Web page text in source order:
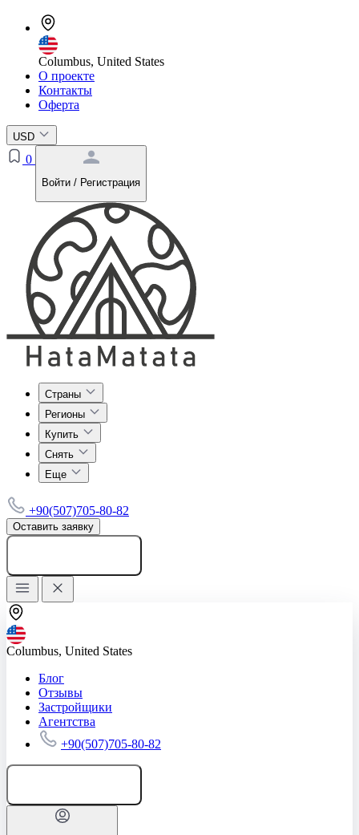
Columbus, United States
О проекте
Контакты
Оферта
USD
0
Войти / Регистрация
Страны
Регионы
Купить
Снять
Еще
+90(507)705-80-82
Оставить заявку
Columbus, United States
Блог
Отзывы
Застройщики
Агентства
+90(507)705-80-82